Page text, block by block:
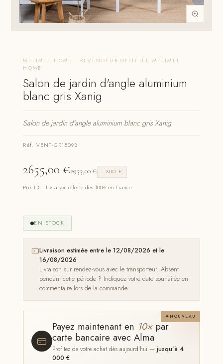
MELIMEL HOME · REVENDEUR OFFICIEL MELIMEL
HOME
Salon de jardin d'angle aluminium
blanc gris Xanig
Salon de jardin d'angle aluminium blanc gris Xanig
Réf. VENT-GR18093
2655,00 €2955,00€ −300 €
Prix TTC · Livraison offerte dès 100€ en France
EN STOCK
Livraison estimée entre le 12/08/2026 et le
16/08/2026
Livraison sur rendez-vous avec le transporteur. Absent
pendant cette période ? Indiquez votre date souhaitée en
commentaire lors de la commande.
NOUVEAU
Payez maintenant en 10×par
carte bancaire avec Alma
Profitez de votre achat dès aujourd'hui —jusqu'à 4
000 €